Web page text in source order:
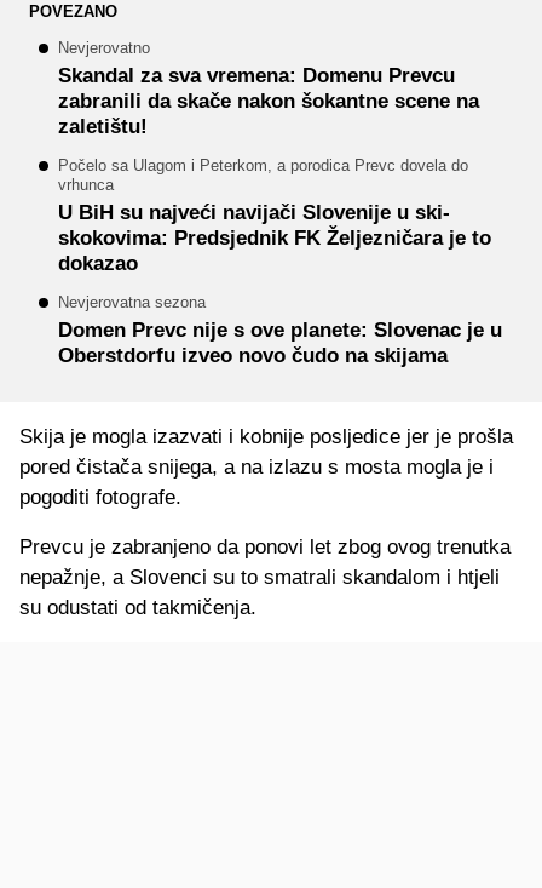
POVEZANO
Nevjerovatno
Skandal za sva vremena: Domenu Prevcu
zabranili da skače nakon šokantne scene na
zaletištu!
Počelo sa Ulagom i Peterkom, a porodica Prevc dovela do
vrhunca
U BiH su najveći navijači Slovenije u ski-
skokovima: Predsjednik FK Željezničara je to
dokazao
Nevjerovatna sezona
Domen Prevc nije s ove planete: Slovenac je u
Oberstdorfu izveo novo čudo na skijama
Skija je mogla izazvati i kobnije posljedice jer je prošla
pored čistača snijega, a na izlazu s mosta mogla je i
pogoditi fotografe.
Prevcu je zabranjeno da ponovi let zbog ovog trenutka
nepažnje, a Slovenci su to smatrali skandalom i htjeli
su odustati od takmičenja.